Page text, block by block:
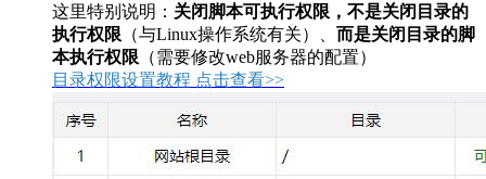
这里特别说明： 关闭脚本可执行权限，不是关闭目录的
执行权限 （与Linux操作系统有关）、 而是关闭目录的脚
本执行权限 （需要修改web服务器的配置）
目录权限设置教程 点击查看>>